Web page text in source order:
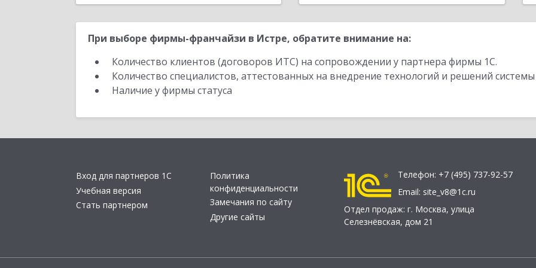
При выборе фирмы-франчайзи в Истре, обратите внимание на:
Количество клиентов (договоров ИТС) на сопровождении у партнера фирмы 1С.
Количество специалистов, аттестованных на внедрение технологий и решений
Наличие у фирмы статуса
Вход для партнеров 1С
Учебная версия
Стать партнером
Политика
конфиденциальности
Замечания по сайту
Другие сайты
Телефон: +7 (495) 737-92-57
Email: site_v8@1c.ru
Отдел продаж: г. Москва, улица
Селезнёвская, дом 21